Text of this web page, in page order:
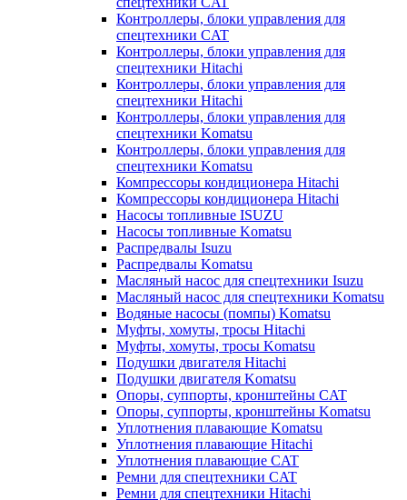
Контроллеры, блоки управления для
спецтехники CAT
Контроллеры, блоки управления для
спецтехники Hitachi
Контроллеры, блоки управления для
спецтехники Hitachi
Контроллеры, блоки управления для
спецтехники Komatsu
Контроллеры, блоки управления для
спецтехники Komatsu
Компрессоры кондиционера Hitachi
Компрессоры кондиционера Hitachi
Насосы топливные ISUZU
Насосы топливные Komatsu
Распредвалы Isuzu
Распредвалы Komatsu
Масляный насос для спецтехники Isuzu
Масляный насос для спецтехники Komatsu
Водяные насосы (помпы) Komatsu
Муфты, хомуты, тросы Hitachi
Муфты, хомуты, тросы Komatsu
Подушки двигателя Hitachi
Подушки двигателя Komatsu
Опоры, суппорты, кронштейны CAT
Опоры, суппорты, кронштейны Komatsu
Уплотнения плавающие Komatsu
Уплотнения плавающие Hitachi
Уплотнения плавающие CAT
Ремни для спецтехники CAT
Ремни для спецтехники Hitachi